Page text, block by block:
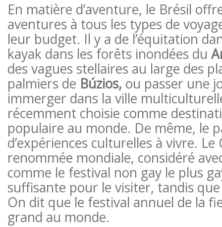
En matière d’aventure, le Brésil
aventures à tous les types de
leur budget. Il y a de l’équitation
kayak dans les forêts inondées du
des vagues stellaires au large des
palmiers de Búzios, ou passer une
immerger dans la ville
récemment choisie comme
populaire au monde. De même, le
d’expériences culturelles à vivre. Le
renommée mondiale, considéré
comme le festival non gay le plus
suffisante pour le visiter, tandis
On dit que le festival annuel de la
grand au monde.